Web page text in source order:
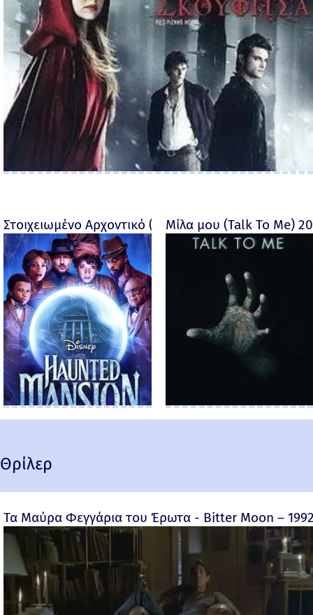
Στοιχειωμένο Αρχοντικό (Haunted Mansion) - 2023
Μίλα μου (Talk To Me)
Θρίλερ
Τα Μαύρα Φεγγάρια του Έρωτα - Bitter Moon –